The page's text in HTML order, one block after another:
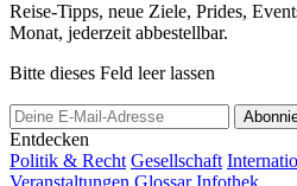
Reise-Tipps, neue Ziele, Prides,
Monat, jederzeit abbestellbar.
Bitte dieses Feld leer lassen
Entdecken
Politik & Recht Gesellschaft
Veranstaltungen Glossar Infothek